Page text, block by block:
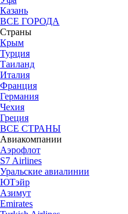
Казань
ВСЕ ГОРОДА
Страны
Крым
Турция
Таиланд
Италия
Франция
Германия
Чехия
Греция
ВСЕ СТРАНЫ
Авиакомпании
Аэрофлот
S7 Airlines
Уральские авиалинии
ЮТэйр
Азимут
Emirates